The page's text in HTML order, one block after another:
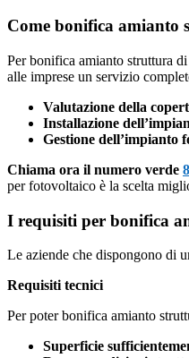
Come bonifica amianto
Per bonifica amianto struttura
alle imprese un servizio
Valutazione della
Installazione
Gestione dell’impianto
Chiama ora il numero verde
per fotovoltaico è la scelta
I requisiti per bonifica
Le aziende che dispongono di
Requisiti tecnici
Per poter bonifica amianto
Superficie